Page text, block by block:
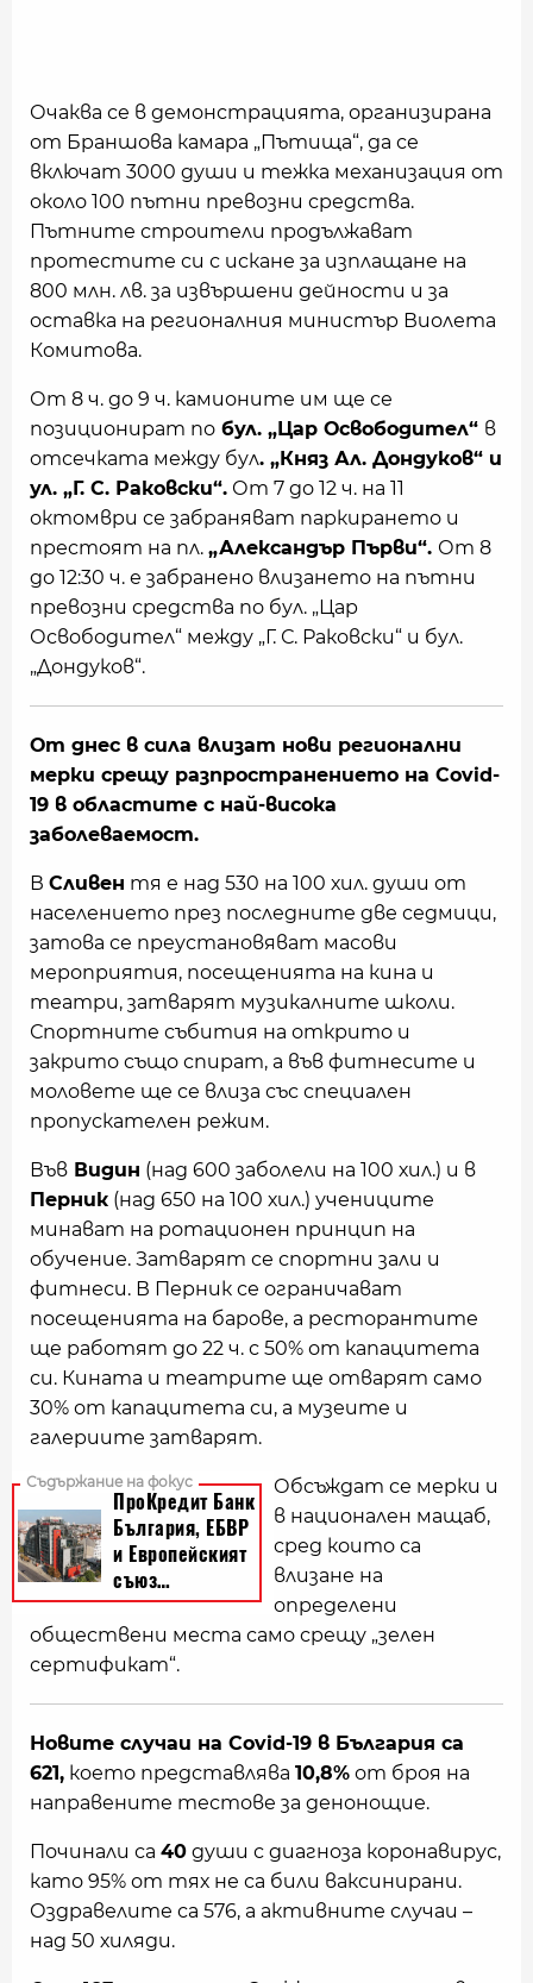
Очаква се в демонстрацията, организирана
от Браншова камара „Пътища“, да се
включат 3000 души и тежка механизация от
около 100 пътни превозни средства.
Пътните строители продължават
протестите си с искане за изплащане на
800 млн. лв. за извършени дейности и за
оставка на регионалния министър Виолета
Комитова.
От 8 ч. до 9 ч. камионите им ще се
позиционират по бул. „Цар Освободител“ в
отсечката между бул. „Княз Ал. Дондуков“ и
ул. „Г. С. Раковски“. От 7 до 12 ч. на 11
октомври се забраняват паркирането и
престоят на пл. „Александър Първи“. От 8
до 12:30 ч. е забранено влизането на пътни
превозни средства по бул. „Цар
Освободител“ между „Г. С. Раковски“ и бул.
„Дондуков“.
От днес в сила влизат нови регионални
мерки срещу разпространението на Covid-
19 в областите с най-висока
заболеваемост.
В Сливен тя е над 530 на 100 хил. души от
населението през последните две седмици,
затова се преустановяват масови
мероприятия, посещенията на кина и
театри, затварят музикалните школи.
Спортните събития на открито и
закрито също спират, а във фитнесите и
моловете ще се влиза със специален
пропускателен режим.
Във Видин (над 600 заболели на 100 хил.) и в
Перник (над 650 на 100 хил.) учениците
минават на ротационен принцип на
обучение. Затварят се спортни зали и
фитнеси. В Перник се ограничават
посещенията на барове, а ресторантите
ще работят до 22 ч. с 50% от капацитета
си. Кината и театрите ще отварят само
30% от капацитета си, а музеите и
галериите затварят.
Обсъждат се мерки и
в национален мащаб,
сред които са
влизане на
определени
обществени места само срещу „зелен
сертификат“.
Новите случаи на Covid-19 в България са
621, което представлява 10,8% от броя на
направените тестове за денонощие.
Починали са 40 души с диагноза коронавирус,
като 95% от тях не са били ваксинирани.
Оздравелите са 576, а активните случаи –
над 50 хиляди.